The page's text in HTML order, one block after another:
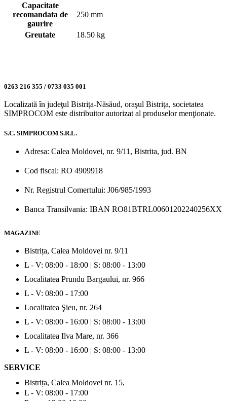
Capacitate
recomandata de
gaurire
250 mm
Greutate 18.50 kg
0263 216 355 / 0733 035 001
Localizată în judeţul Bistriţa-Năsăud, oraşul Bistriţa, societatea
SIMPROCOM este distribuitor autorizat al produselor menţionate.
S.C. SIMPROCOM S.R.L.
Adresa: Calea Moldovei, nr. 9/11, Bistrita, jud. BN
Cod fiscal: RO 4909918
Nr. Registrul Comertului: J06/985/1993
Banca Transilvania: IBAN RO81BTRL00601202240256XX
MAGAZINE
Bistrița, Calea Moldovei nr. 9/11
L - V: 08:00 - 18:00 | S: 08:00 - 13:00
Localitatea Prundu Bargaului, nr. 966
L - V: 08:00 - 17:00
Localitatea Şieu, nr. 264
L - V: 08:00 - 16:00 | S: 08:00 - 13:00
Localitatea Ilva Mare, nr. 366
L - V: 08:00 - 16:00 | S: 08:00 - 13:00
SERVICE
Bistrița, Calea Moldovei nr. 15,
L - V: 08:00 - 17:00